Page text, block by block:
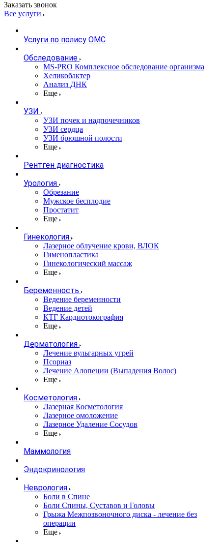
Заказать звонок
Все услуги
Услуги по полису ОМС
Обследование
MS-PRO Комплексное обследование организма
Хеликобактер
Анализ ДНК
Еще
УЗИ
УЗИ почек и надпочечников
УЗИ сердца
УЗИ брюшной полости
Еще
Рентген диагностика
Урология
Обрезание
Мужское бесплодие
Простатит
Еще
Гинекология
Лазерное облучение крови, ВЛОК
Гименопластика
Гинекологический массаж
Еще
Беременность
Ведение беременности
Ведение детей
КТГ Кардиотокография
Еще
Дерматология
Лечение вульгарных угрей
Псориаз
Лечение Алопеции (Выпадения Волос)
Еще
Косметология
Лазерная Косметология
Лазерное омоложение
Лазерное Удаление Сосудов
Еще
Маммология
Эндокринология
Неврология
Боли в Cпине
Боли Спины, Суставов и Головы
Грыжа Межпозвоночного диска - лечение без
операции
Еще